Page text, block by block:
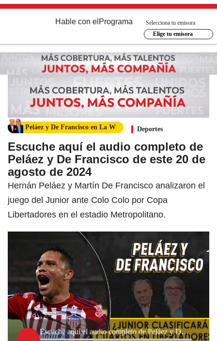
Hable con el Programa
Selecciona tu emisora
Elige tu emisora
Peláez y De Francisco en La W Deportes
Escuche aquí el audio completo de
Peláez y De Francisco de este 20 de
agosto de 2024
Hernán Peláez y Martín De Francisco analizaron el
juego del Junior ante Colo Colo por Copa
Libertadores en el estadio Metropolitano.
Escuche aquí el audio completo de Peláez y De Francisco de este 20 de agosto de 2024